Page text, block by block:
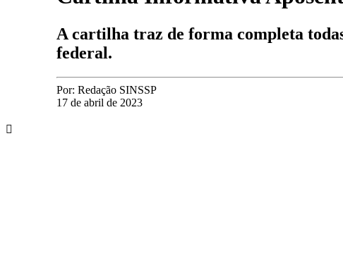
A cartilha traz de forma completa
federal.
Por: Redação SINSSP
17 de abril de 2023